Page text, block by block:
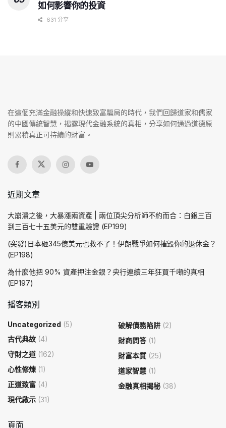
如何影響你的投資
631 分享
在這個充滿金融操縱和快速致富騙局的時代，我們回歸道家和儒家
的中國傳統智慧，揭露現代金融系統的真相，分享如何通過道德原
則累積真正可持續的財富。
近期文章
大崩潰之後，大暴漲兩資產 | 兩位頂尖分析師不約而合：白銀三百
到三百七十五美元的雙重驗證 (EP199)
(突發)日本砸345億美元也救不了！伊朗戰爭如何摧毀你的退休金？
(EP198)
為什麼他把 90% 資產押注金銀？央行連續三年狂買千噸的真相
(EP197)
播客類別
Uncategorized (5)
古代典故 (4)
守財之道 (162)
心性修煉 (1)
正道致富 (4)
現代啟示 (31)
破解債務陷阱 (2)
財商問答(1)
財富本質 (25)
道家智慧 (1)
金融真相揭秘 (38)
頁面